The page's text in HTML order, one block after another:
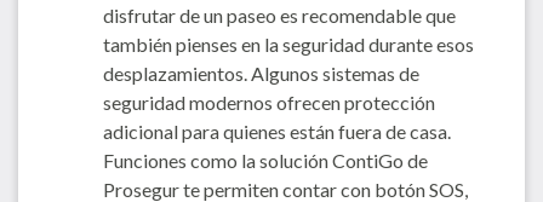
disfrutar de un paseo es recomendable que
también pienses en la seguridad durante esos
desplazamientos. Algunos sistemas de
seguridad modernos ofrecen protección
adicional para quienes están fuera de casa.
Funciones como la solución ContiGo de
Prosegur te permiten contar con botón SOS,